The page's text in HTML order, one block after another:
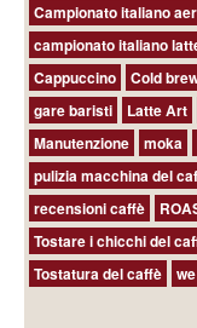
Campionato italiano
campionato italiano
Cappuccino
Cold
gare baristi
Latte Art
Manutenzione
moka
pulizia macchina del
recensioni caffè
Tostare i chicchi del
Tostatura del caffè